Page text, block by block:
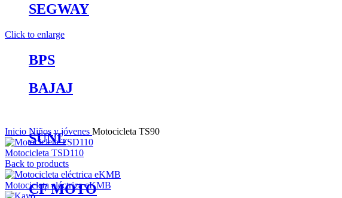
SEGWAY
BPS
BAJAJ
SUNL
CF MOTO
Click to enlarge
Inicio Niños y jóvenes Motocicleta TS90
Motocicleta TSD110
Back to products
Motocicleta eléctrica eKMB